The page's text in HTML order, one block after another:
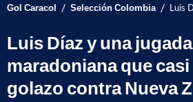
Gol Caracol / Selección Colombia / Luis
Luis Díaz y una jugada
maradoniana que
golazo contra Nueva